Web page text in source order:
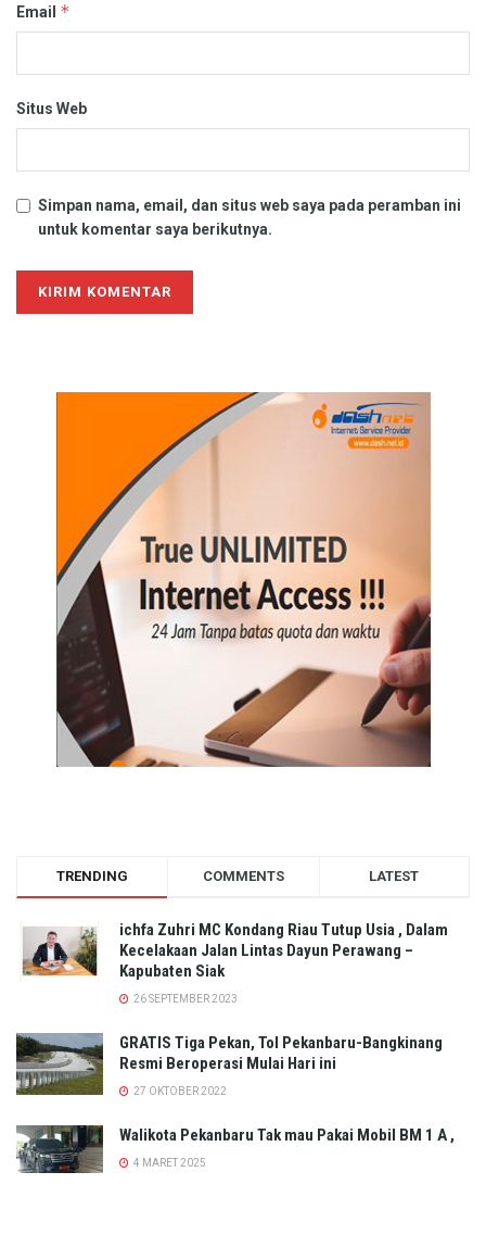
Email *
Situs Web
Simpan nama, email, dan situs web saya pada peramban ini
untuk komentar saya berikutnya.